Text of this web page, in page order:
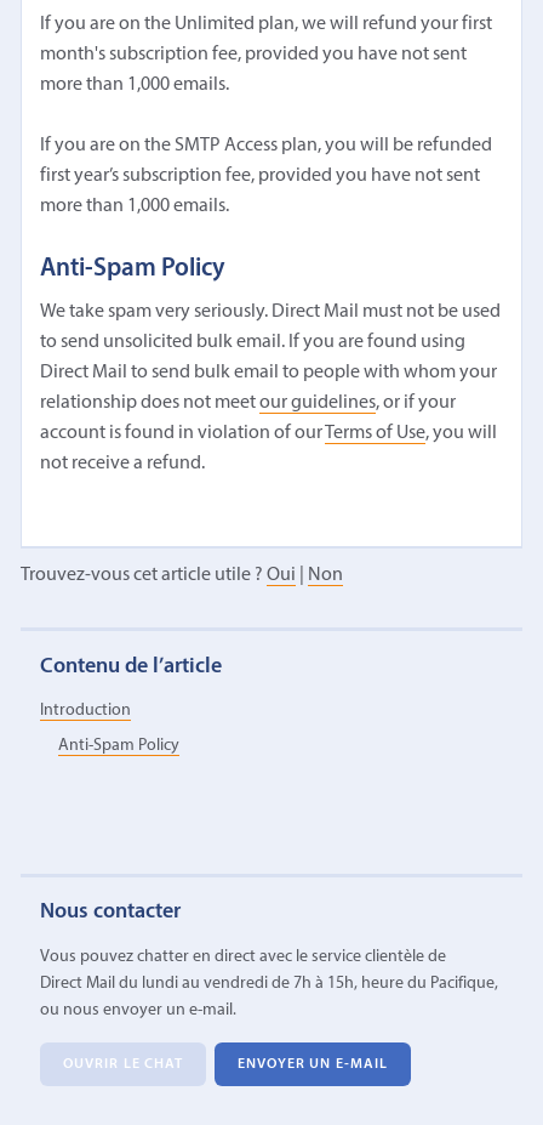
If you are on the Unlimited plan, we will refund your first
month's subscription fee, provided you have not sent
more than 1,000 emails.
If you are on the SMTP Access plan, you will be refunded
first year’s subscription fee, provided you have not sent
more than 1,000 emails.
Anti-Spam Policy
We take spam very seriously. Direct Mail must not be used
to send unsolicited bulk email. If you are found using
Direct Mail to send bulk email to people with whom your
relationship does not meetour guidelines, or if your
account is found in violation of our Terms of Use, you will
not receive a refund.
Trouvez-vous cet article utile ? Oui Non
Contenu de l’article
Introduction
Anti-Spam Policy
Nous contacter
Vous pouvez chatter en direct avec le service clientèle de
Direct Mail du lundi au vendredi de 7h à 15h, heure du Pacifique,
ou nous envoyer un e-mail.
OUVRIR LE CHAT ENVOYER UN E-MAIL